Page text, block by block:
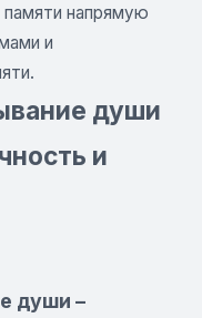
напрямую
и
души
и
души –